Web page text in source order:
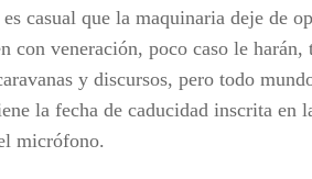
casual que la maquinaria deje de
con veneración, poco caso le harán,
y discursos, pero todo
la fecha de caducidad inscrita en
micrófono.